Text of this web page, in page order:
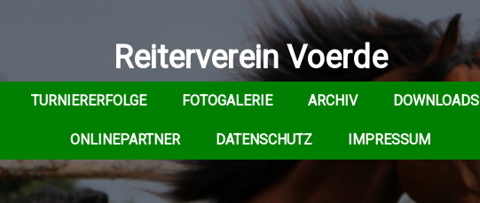
Reiterverein Voerde
TURNIERERFOLGE FOTOGALERIE ARCHIV DOWNLOADS
ONLINEPARTNER DATENSCHUTZ IMPRESSUM